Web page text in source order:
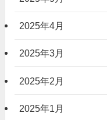
2025年4月
2025年3月
2025年2月
2025年1月